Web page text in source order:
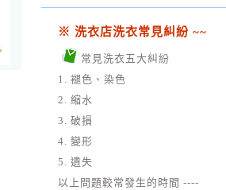
※ 洗衣店洗衣常見糾紛 ~~
常見洗衣五大糾紛
1. 褪色、染色
2. 縮水
3. 破損
4. 變形
5. 遺失
以上問題較常發生的時間 ----